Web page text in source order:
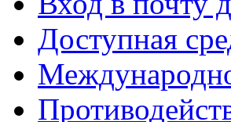
Доступная